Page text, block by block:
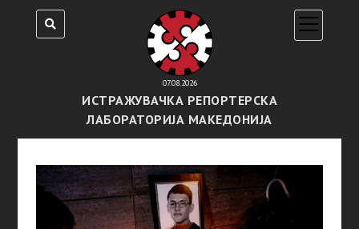
07.08.2026
ИСТРАЖУВАЧКА РЕПОРТЕРСКА
ЛАБОРАТОРИЈА МАКЕДОНИЈА
open
menu